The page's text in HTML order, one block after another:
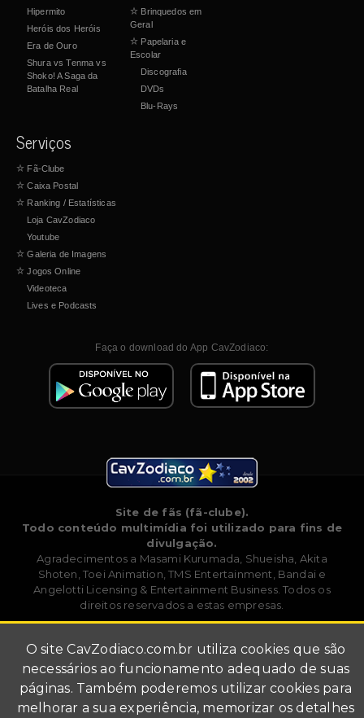
Hipermito
Heróis dos Heróis
Era de Ouro
Shura vs Tenma vs
Shoko! A Saga da
Batalha Real
☆ Brinquedos em
Geral
☆ Papelaria e
Escolar
Discografia
DVDs
Blu-Rays
Serviços
☆ Fã-Clube
☆ Caixa Postal
☆ Ranking / Estatísticas
Loja CavZodiaco
Youtube
☆ Galeria de Imagens
☆ Jogos Online
Videoteca
Lives e Podcasts
Faça o download do App CavZodiaco:
Site de fãs (fã-clube).
Todo conteúdo multimídia foi utilizado para fins de
divulgação.
Agradecimentos a Masami Kurumada, Shueisha, Akita
Shoten, Toei Animation, TMS Entertainment, Bandai e
Angelotti Licensing & Entertainment Business. Todos os
direitos reservados a estas empresas.
O siteCavZodiaco.com.br utiliza cookies que são
necessários ao funcionamento adequado de suas
páginas. Também poderemos utilizar cookies para
melhorar a sua experiência, memorizar os detalhes